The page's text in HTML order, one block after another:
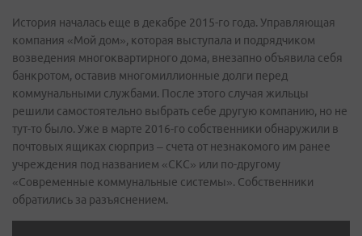
История началась еще в декабре 2015-го года. Управляющая
компания «Мой дом», которая выступала и подрядчиком
возведения многоквартирного дома, внезапно объявила себя
банкротом, оставив многомиллионные долги перед
коммунальными службами. После этого случая жильцы
решили самостоятельно выбрать себе другую компанию, но не
тут-то было. Уже в марте 2016-го собственники обнаружили в
почтовых ящиках сюрприз – счета от незнакомого им ранее
учреждения под названием «СКС» или по-другому
«Современные коммунальные системы». Собственники
обратились за разъяснением.